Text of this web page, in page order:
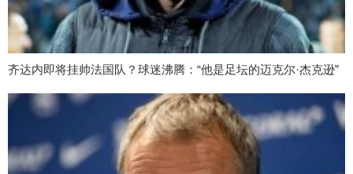
齐达内即将挂帅法国队？球迷沸腾：“他是足坛的迈克尔·杰克逊”